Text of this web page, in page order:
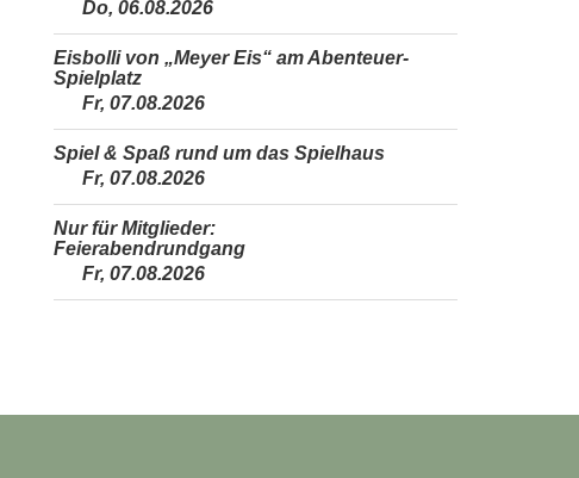
Do, 06.08.2026
Eisbolli von „Meyer Eis“ am Abenteuer-
Spielplatz
Fr, 07.08.2026
Spiel & Spaß rund um das Spielhaus
Fr, 07.08.2026
Nur für Mitglieder:
Feierabendrundgang
Fr, 07.08.2026